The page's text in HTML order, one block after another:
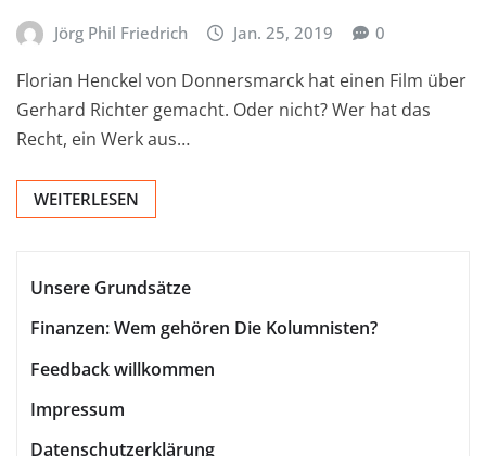
Jörg Phil Friedrich Jan. 25, 2019 0
Florian Henckel von Donnersmarck hat einen Film über
Gerhard Richter gemacht. Oder nicht? Wer hat das
Recht, ein Werk aus…
WEITERLESEN
Unsere Grundsätze
Finanzen: Wem gehören Die Kolumnisten?
Feedback willkommen
Impressum
Datenschutzerklärung